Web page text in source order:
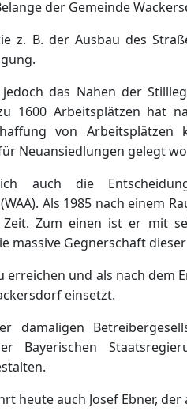
der Gemeinde
z. B. der Ausbau des
das Nahen der
1600 Arbeitsplätzen hat
von
Neuansiedlungen gelegt
auch die
Als 1985 nach einem
Zum einen ist er mit
Gegnerschaft
und als nach dem
einsetzt.
Bayerischen
heute auch Josef Ebner,